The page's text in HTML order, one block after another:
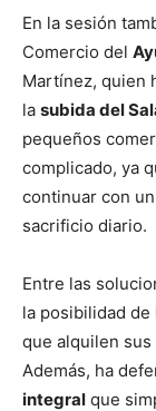
En la sesión
Comercio del
Martínez, quien
la subida del
pequeños
complicado, ya
continuar con
sacrificio diario.
Entre las
la posibilidad de
que alquilen
Además, ha
integral que